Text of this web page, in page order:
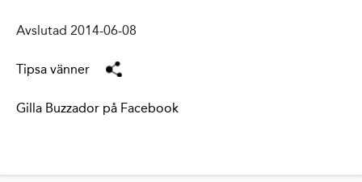
Avslutad 2014-06-08
Tipsa vänner
Gilla Buzzador på Facebook